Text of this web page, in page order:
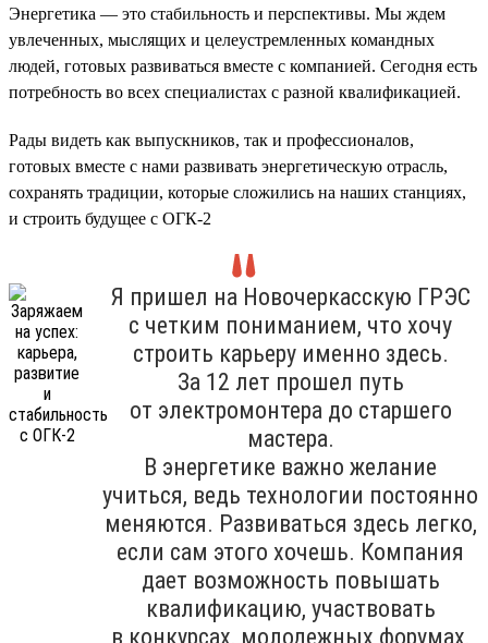
Энергетика — это стабильность и перспективы. Мы ждем
увлеченных, мыслящих и целеустремленных командных
людей, готовых развиваться вместе с компанией. Сегодня есть
потребность во всех специалистах с разной квалификацией.
Рады видеть как выпускников, так и профессионалов,
готовых вместе с нами развивать энергетическую отрасль,
сохранять традиции, которые сложились на наших станциях,
и строить будущее с ОГК-2
Я пришел на Новочеркасскую ГРЭС
с четким пониманием, что хочу
строить карьеру именно здесь.
За 12 лет прошел путь
от электромонтера до старшего
мастера.
В энергетике важно желание
учиться, ведь технологии постоянно
меняются. Развиваться здесь легко,
если сам этого хочешь. Компания
дает возможность повышать
квалификацию, участвовать
в конкурсах, молодежных форумах,